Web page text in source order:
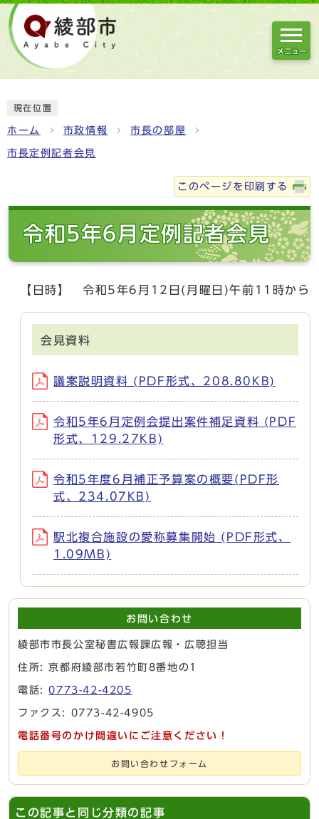
メニュー
現在位置
ホーム 市政情報 市長の部屋
市長定例記者会見
このページを印刷する
令和5年6月定例記者会見
【日時】 令和5年6月12日(月曜日)午前11時から
会見資料
議案説明資料 (PDF形式、208.80KB)
令和5年6月定例会提出案件補足資料 (PDF
形式、129.27KB)
令和5年度6月補正予算案の概要(PDF形
式、234.07KB)
駅北複合施設の愛称募集開始 (PDF形式、
1.09MB)
お問い合わせ
綾部市市長公室秘書広報課広報・広聴担当
住所: 京都府綾部市若竹町8番地の1
電話:0773-42-4205
ファクス: 0773-42-4905
電話番号のかけ間違いにご注意ください！
お問い合わせフォーム
この記事と同じ分類の記事